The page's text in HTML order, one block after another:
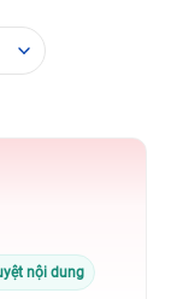
nội dung